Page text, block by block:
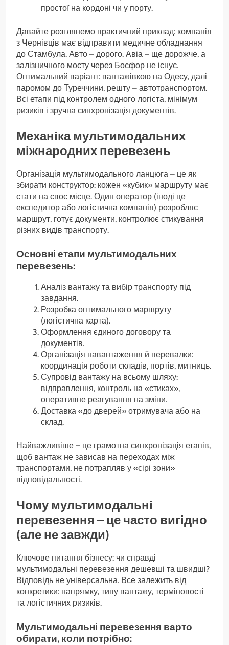
простої на кордоні чи у порту.
Давайте розглянемо практичний приклад: компанія
з Чернівців має відправити медичне обладнання
до Стамбула. Авто – дорого. Авіа – ще дорожче, а
залізничного мосту через Босфор не існує.
Оптимальний варіант: вантажівкою на Одесу, далі
паромом до Туреччини, решту – автотранспортом.
Всі етапи під контролем одного логіста, мінімум
ризиків і зручна синхронізація документів.
Механіка мультимодальних
міжнародних перевезень
Організація мультимодального ланцюга – це як
збирати конструктор: кожен «кубик» маршруту має
стати на своє місце. Один оператор (іноді це
експедитор або логістична компанія) розробляє
маршрут, готує документи, контролює стикування
різних видів транспорту.
Основні етапи мультимодальних
перевезень:
Аналіз вантажу та вибір транспорту під
завдання.
Розробка оптимального маршруту
(логістична карта).
Оформлення єдиного договору та
документів.
Організація навантаження й перевалки:
координація роботи складів, портів, митниць.
Супровід вантажу на всьому шляху:
відправлення, контроль на «стиках»,
оперативне реагування на зміни.
Доставка «до дверей» отримувача або на
склад.
Найважливіше – це грамотна синхронізація етапів,
щоб вантаж не зависав на переходах між
транспортами, не потрапляв у «сірі зони»
відповідальності.
Чому мультимодальні
перевезення – це часто вигідно
(але не завжди)
Ключове питання бізнесу: чи справді
мультимодальні перевезення дешевші та швидші?
Відповідь не універсальна. Все залежить від
конкретики: напрямку, типу вантажу, терміновості
та логістичних ризиків.
Мультимодальні перевезення варто
обирати, коли потрібно: